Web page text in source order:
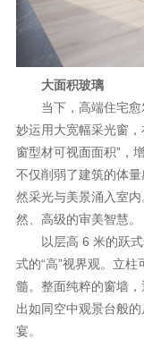
新标赋能中心
加盟合作
品牌资讯
新标铝业
大面积玻璃
当下，高端住宅愈
妙运用大宽幅采光窗
窗型材可视面面积”，
不仅削弱了建筑的体
然采光与美景涌入室
然、高级的审美智慧。
以层高 6 米的跃式
式的“高”视界观。立
髓。整面纯粹的窗墙
出如同空中观景台般
宴。